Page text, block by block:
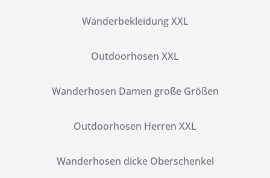
Wanderbekleidung XXL
Outdoorhosen XXL
Wanderhosen Damen große Größen
Outdoorhosen Herren XXL
Wanderhosen dicke Oberschenkel